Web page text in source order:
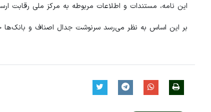
این نامه، مستندات و اطلاعات مربوطه به مرکز ملی
بر این اساس به نظر می‌رسد سرنوشت جدال اصناف و بانک‌ها